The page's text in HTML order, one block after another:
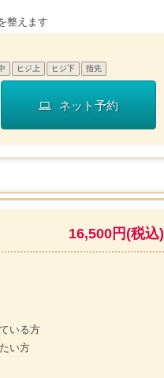
整えます
ヒジ上 ヒジ下 指先
ネット予約
16,500円(税込)
いる方
い方